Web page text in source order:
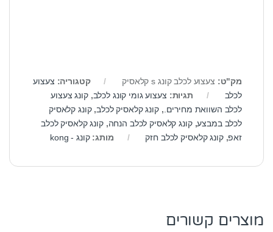
מק"ט: צעצוע לכלב קונג s קלאסיק קטגוריה: צעצוע
לכלב
תגיות: צעצוע גומי קונג לכלב,קונג צעצוע
לכלב השוואת מחירים.,קונג קלאסיק לכלב,קונג קלאסיק
לכלב במבצע,קונג קלאסיק לכלב הנחה,קונג קלאסיק לכלב
זאפ,קונג קלאסיק לכלב חזק מותג:קונג - kong
מוצרים קשורים